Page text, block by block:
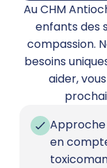
Au CHM
enfants des
compassion.
besoins
aider,
en